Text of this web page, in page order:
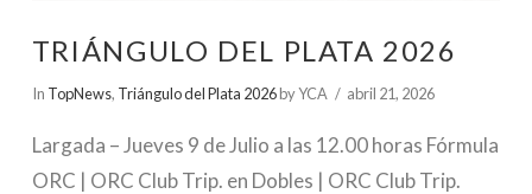
TRIÁNGULO DEL PLATA 2026
In TopNews, Triángulo del Plata 2026by YCA abril 21, 2026
Largada – Jueves 9 de Julio a las 12.00 horas Fórmula
ORC | ORC Club Trip. en Dobles | ORC Club Trip.